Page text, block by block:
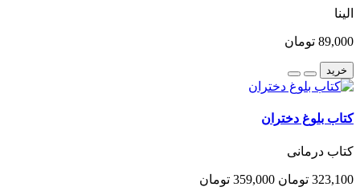
الینا
89,000 تومان
خرید
کتاب بلوغ دختران
کتاب درمانی
323,100 تومان 359,000 تومان